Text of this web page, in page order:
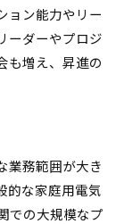
ョン能力やリー
ーダーやプロジ
も増え、昇進の
業務範囲が大き
的な家庭用電気
での大規模なプ